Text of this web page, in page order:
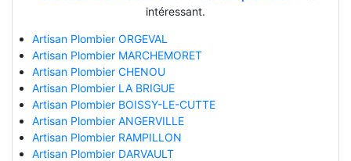
intéressant.
Artisan Plombier ORGEVAL
Artisan Plombier MARCHEMORET
Artisan Plombier CHENOU
Artisan Plombier LA BRIGUE
Artisan Plombier BOISSY-LE-CUTTE
Artisan Plombier ANGERVILLE
Artisan Plombier RAMPILLON
Artisan Plombier DARVAULT